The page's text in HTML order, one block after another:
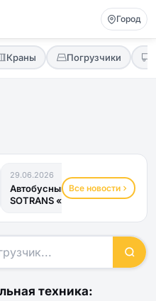
Город
Краны Погрузчики
29.06.2026
Автобусный прицеп
SOTRANS «Хвост
и готов к...
Все новости
техника: